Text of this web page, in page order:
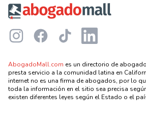
InstagramFacebookTikTok LinkedIn
AbogadoMall.com es un directorio de
presta servicio a la comunidad latina en
internet no es una firma de abogados, por lo
toda la información en el sitio sea precisa
existen diferentes leyes según el Estado o el